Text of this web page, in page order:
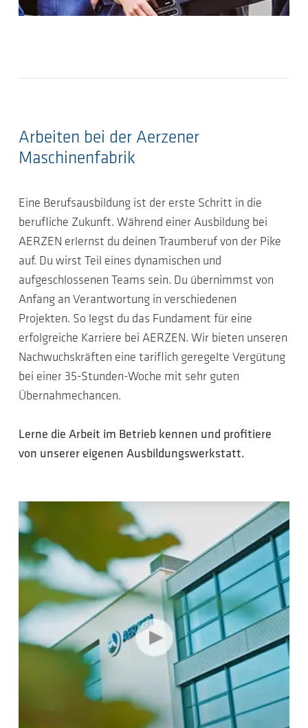
Arbeiten bei der Aerzener
Maschinenfabrik
Eine Berufsausbildung ist der erste Schritt in die
berufliche Zukunft. Während einer Ausbildung bei
AERZEN erlernst du deinen Traumberuf von der Pike
auf. Du wirst Teil eines dynamischen und
aufgeschlossenen Teams sein. Du übernimmst von
Anfang an Verantwortung in verschiedenen
Projekten. So legst du das Fundament für eine
erfolgreiche Karriere bei AERZEN. Wir bieten unseren
Nachwuchskräften eine tariflich geregelte Vergütung
bei einer 35-Stunden-Woche mit sehr guten
Übernahmechancen.
Lerne die Arbeit im Betrieb kennen und profitiere
von unserer eigenen Ausbildungswerkstatt.